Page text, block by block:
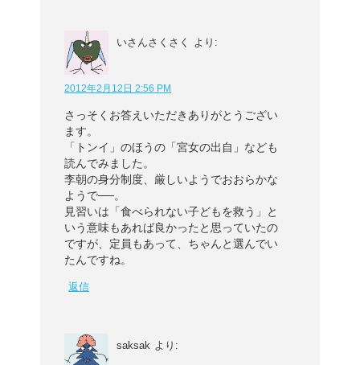
いさんさくさく より:
2012年2月12日 2:56 PM
さっそくお答えいただきありがとうござい
ます。
「トンイ」のほうの「宮女の出自」なども
読んでみました。
李朝の身分制度、厳しいようでおおらかな
ようで──。
見習いは「食べられない子どもを救う」と
いう意味もあれば良かったと思っていたの
ですが、定員もあって、ちゃんと選んでい
たんですね。
返信
saksak より: